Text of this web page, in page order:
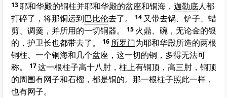
13耶和华殿的铜柱并耶和华殿的盆座和铜海， 迦勒底人都
打碎了，将那铜运到巴比伦去了。 14 又带去锅、铲子、蜡
剪、调羹，并所用的一切铜器。
15 火鼎、碗，无论金的银
的，护卫长也都带去了。
16 所罗门为耶和华殿所造的两根
铜柱、一个铜海和几个盆座，这一切的铜，多得无法可
称。
17这一根柱子高十八肘，柱上有铜顶，高三肘，铜顶
的周围有网子和石榴，都是铜的。那一根柱子照此一样，
也有网子。